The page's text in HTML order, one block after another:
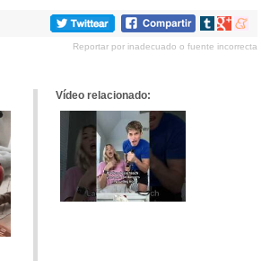
Compartir
tumblr
Compartir
Google+
Compartir
meneame
Reportar por inadecuado o fuente incorrecta
Vídeo relacionado: